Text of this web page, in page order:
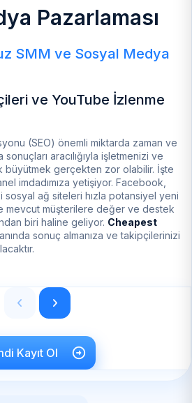
Pazarlaması
SMM ve Sosyal Medya
ve YouTube İzlenme
(SEO) önemli miktarda zaman ve
aracılığıyla işletmenizi ve
büyütmek gerçekten zor olabilir. İşte
imdadımıza yetişiyor. Facebook,
sosyal ağ siteleri hızla potansiyel yeni
mevcut müşterilere değer ve destek
biri haline geliyor. Cheapest
sonuç almanıza ve takipçilerinizi
Kayıt Ol